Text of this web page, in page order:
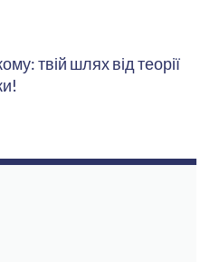
твій шлях від теорії